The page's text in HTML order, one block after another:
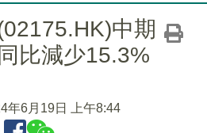
中期
比減少15.3%
年6月19日 上午8:44